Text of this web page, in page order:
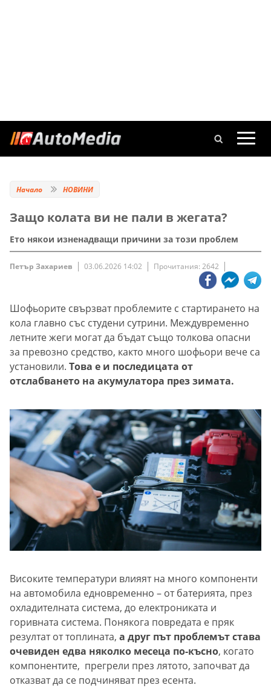
Начало НОВИНИ
Защо колата ви не пали в жегата?
Ето някои изненадващи причини за този проблем
Петър Захариев 03.06.2026 14:02 Прочитания: 2642
Шофьорите свързват проблемите с стартирането на
кола главно със студени сутрини. Междувременно
летните жеги могат да бъдат също толкова опасни
за превозно средство, както много шофьори вече са
установили. Това е и последицата от
отслабването на акумулатора през зимата.
Високите температури влияят на много компоненти
на автомобила едновременно – от батерията, през
охладителната система, до електрониката и
горивната система. Понякога повредата е пряк
резултат от топлината, а друг път проблемът става
очевиден едва няколко месеца по-късно, когато
компонентите, прегрели през лятото, започват да
отказват да се подчиняват през есента.